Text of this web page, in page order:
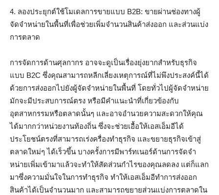
4. ลองประยุกต์ใช้โมเดลการขายแบบ B2B: ขายผ่านช่องทางผู้
จัดจำหน่ายในพื้นที่เพื่อช่วยเพิ่มจำนวนสินค้าส่งออก และส่วนแบ่ง
การตลาด
การจัดการด้านศุลกากร อาจจะดูเป็นเรื่องยุ่งยากสําหรับธุรกิจ
แบบ B2C ซึ่งคุณสามารถหลีกเลี่ยงเหตุการณ์ที่ไม่พึงประสงค์นี้ได้
ด้วยการส่งออกไปยังผู้จัดจําหน่ายในพื้นที่ โดยทั่วไปผู้จัดจําหน่าย
มักจะมีประสบการณ์ตรง หรือมีคําแนะนําที่เกี่ยวข้องกับ
อุตสาหกรรมหรือตลาดนั้นๆ และอาจอํานวยความสะดวกให้คุณ
ได้มากกว่าหน่วยงานท้องถิ่น ซึ่งจะช่วยเอื้อให้เอสเอ็มอีได้
ประโยชน์ตรงที่สามารถเร่งครื่องทําธุรกิจ และขยายธุรกิจเข้าสู่
ตลาดใหม่ๆ ได้เร็วขึ้น บางครั้งการมีพาร์ทเนอร์ด้านการจัดจํา
หน่ายเพิ่มเข้ามาแล้วจะทําให้สัดส่วนกําไรของคุณลดลง แต่ก็แลก
มาซึ่งความมั่นใจในการทําธุรกิจ ทําให้เอสเอ็มอีทำการส่งออก
สินค้าได้เป็นจํานวนมาก และสามารถขยายส่วนแบ่งการตลาดใน